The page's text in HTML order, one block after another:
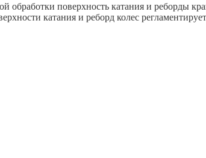
обработки поверхность катания и реборды
катания и реборд колес